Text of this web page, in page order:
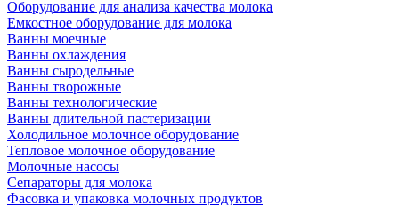
Оборудование для анализа качества молока
Емкостное оборудование для молока
Ванны моечные
Ванны охлаждения
Ванны сыродельные
Ванны творожные
Ванны технологические
Ванны длительной пастеризации
Холодильное молочное оборудование
Тепловое молочное оборудование
Молочные насосы
Сепараторы для молока
Фасовка и упаковка молочных продуктов